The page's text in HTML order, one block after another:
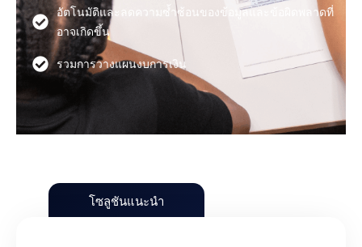
อัตโนมัติและลดความซ้ำซ้อนของข้อมูลและข้อผิดพลาดที่
อาจเกิดขึ้น
รวมการวางแผนงบการเงิน
โซลูชันแนะนำ